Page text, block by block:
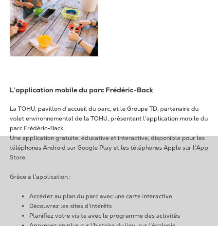
L’application mobile du parc Frédéric-Back
La TOHU, pavillon d’accueil du parc, et le Groupe TD, partenaire du
volet environnemental de la TOHU, présentent l’application mobile du
parc Frédéric-Back.
Une application gratuite, éducative et interactive, disponible pour les
téléphones Android sur Google Play et les téléphones Apple sur l’App
Store.
Grâce à l’application :
Accédez au plan du parc avec une carte interactive
Découvrez les sites d’intérêts
Planifiez votre visite avec le programme des activités